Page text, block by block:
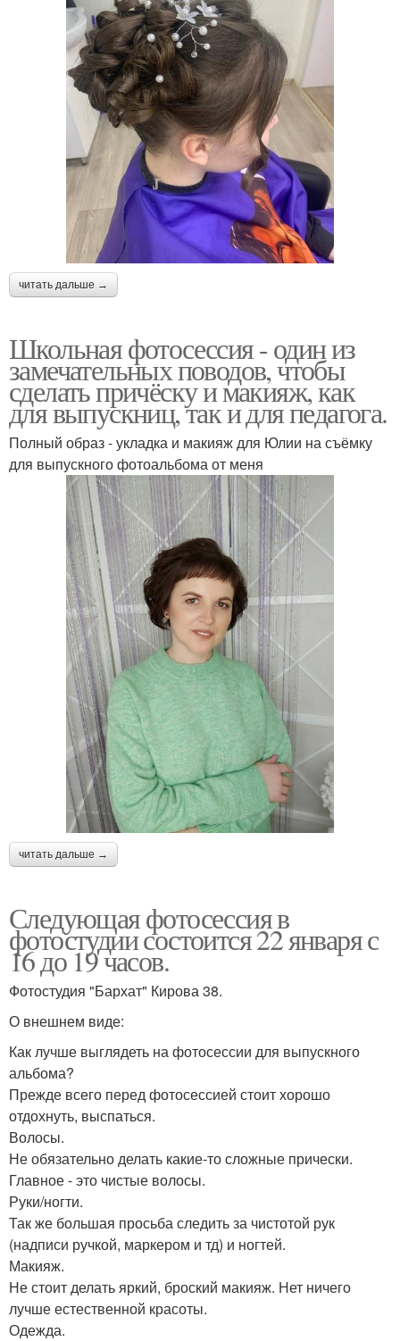
читать дальше →
Школьная фотосессия - один из
замечательных поводов, чтобы
сделать причёску и макияж, как
для выпускниц, так и для педагога.
Полный образ - укладка и макияж для Юлии на съёмку
для выпускного фотоальбома от меня
читать дальше →
Следующая фотосессия в
фотостудии состоится 22 января с
16 до 19 часов.
Фотостудия "Бархат" Кирова 38.
О внешнем виде:
Как лучше выглядеть на фотосессии для выпускного
альбома?
Прежде всего перед фотосессией стоит хорошо
отдохнуть, выспаться.
Волосы.
Не обязательно делать какие-то сложные прически.
Главное - это чистые волосы.
Руки/ногти.
Так же большая просьба следить за чистотой рук
(надписи ручкой, маркером и тд) и ногтей.
Макияж.
Не стоит делать яркий, броский макияж. Нет ничего
лучше естественной красоты.
Одежда.